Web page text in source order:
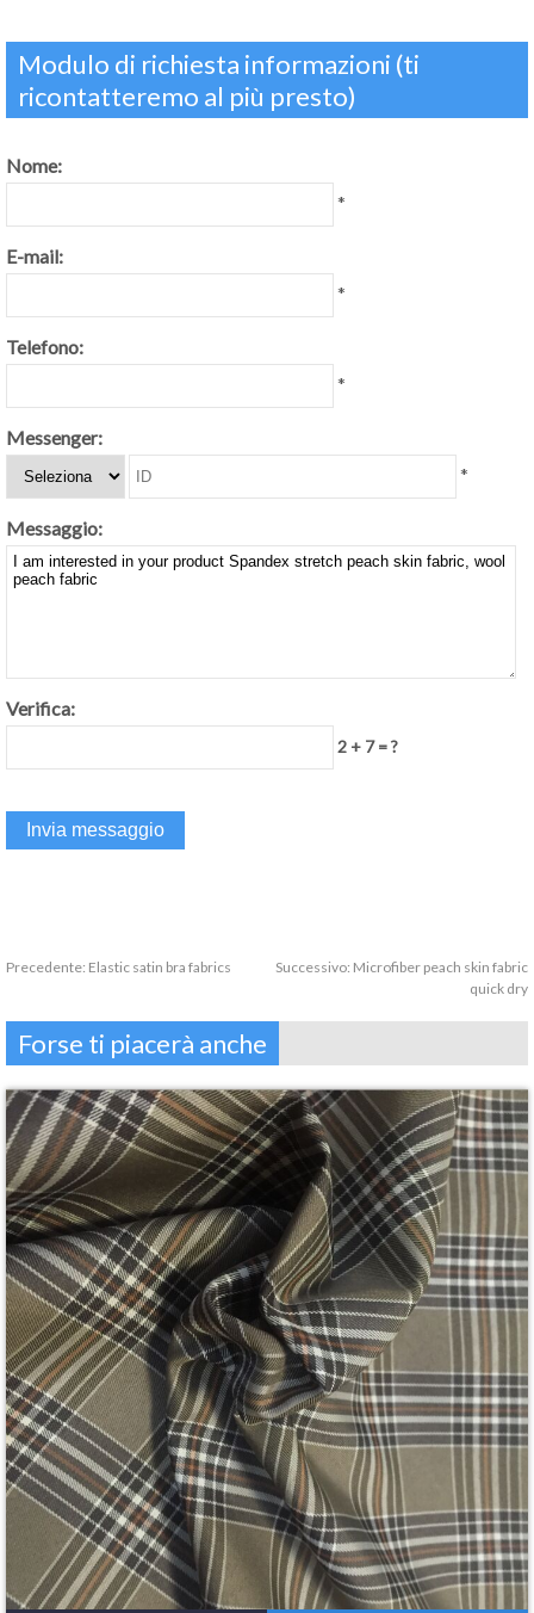
Modulo di richiesta informazioni (ti
ricontatteremo al più presto)
Nome:
*
E-mail:
*
Telefono:
*
Messenger:
*
Messaggio:
Verifica:
2 + 7 = ?
Precedente: Elastic satin bra fabrics Successivo: Microfiber peach skin fabric
quick dry
Forse ti piacerà anche